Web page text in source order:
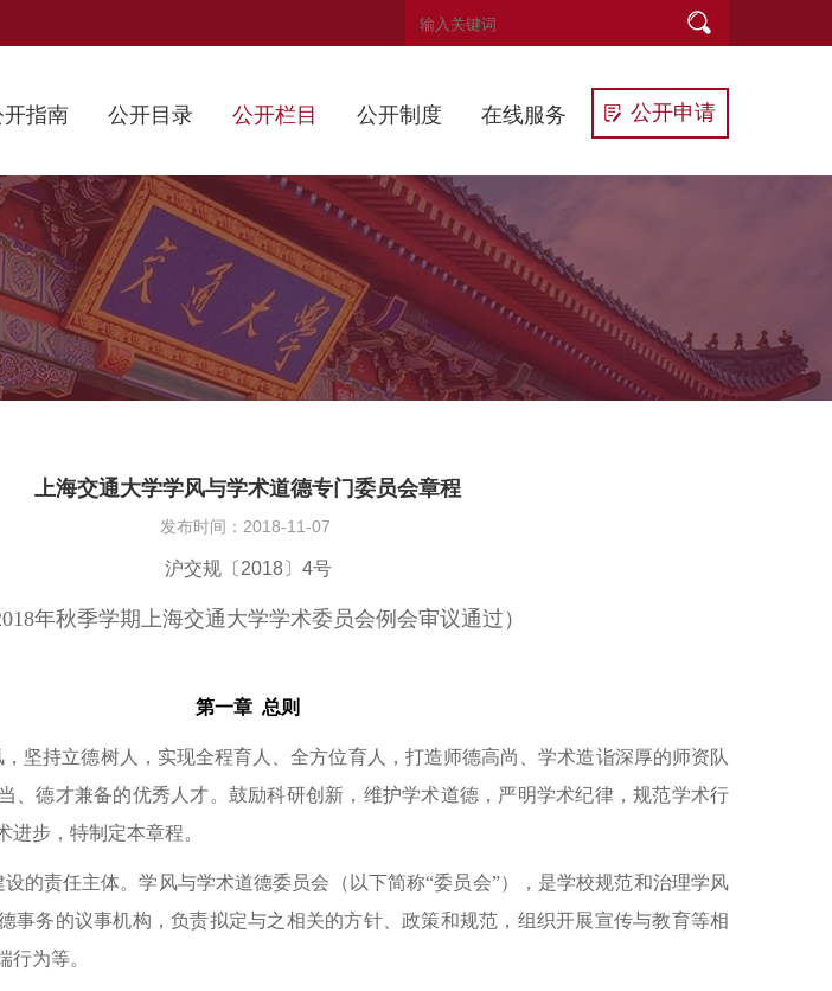
开指南 公开目录 公开栏目 公开制度 在线服务 公开申请
上海交通大学学风与学术道德专门委员会章程
发布时间：2018-11-07
沪交规〔2018〕4号
年秋季学期上海交通大学学术委员会例会审议通过）
第一章 总则
坚持立德树人，实现全程育人、全方位育人，打造师德高尚、学术造诣深厚的师资队
、德才兼备的优秀人才。鼓励科研创新，维护学术道德，严明学术纪律，规范学术行
进步，特制定本章程。
的责任主体。学风与学术道德委员会（以下简称“委员会”），是学校规范和治理学风
事务的议事机构，负责拟定与之相关的方针、政策和规范，组织开展宣传与教育等相
行为等。